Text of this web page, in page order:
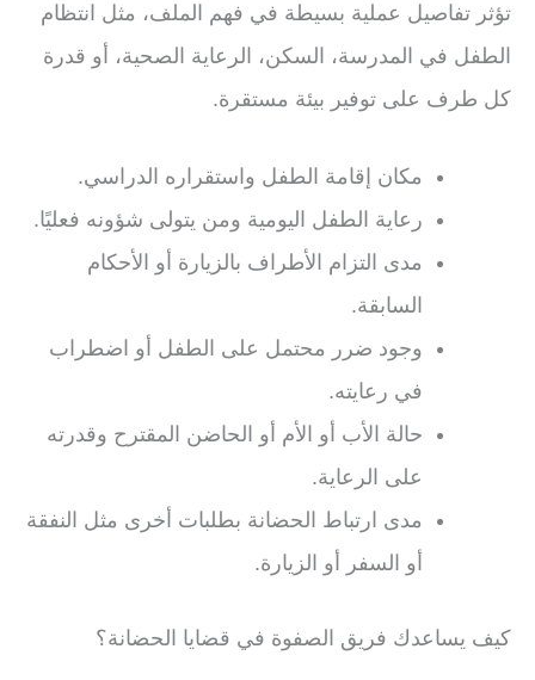
تؤثر تفاصيل عملية بسيطة في فهم الملف، مثل انتظام
الطفل في المدرسة، السكن، الرعاية الصحية، أو قدرة
كل طرف على توفير بيئة مستقرة.
مكان إقامة الطفل واستقراره الدراسي.
رعاية الطفل اليومية ومن يتولى شؤونه فعليًا.
مدى التزام الأطراف بالزيارة أو الأحكام
السابقة.
وجود ضرر محتمل على الطفل أو اضطراب
في رعايته.
حالة الأب أو الأم أو الحاضن المقترح وقدرته
على الرعاية.
مدى ارتباط الحضانة بطلبات أخرى مثل النفقة
أو السفر أو الزيارة.
كيف يساعدك فريق الصفوة في قضايا الحضانة؟